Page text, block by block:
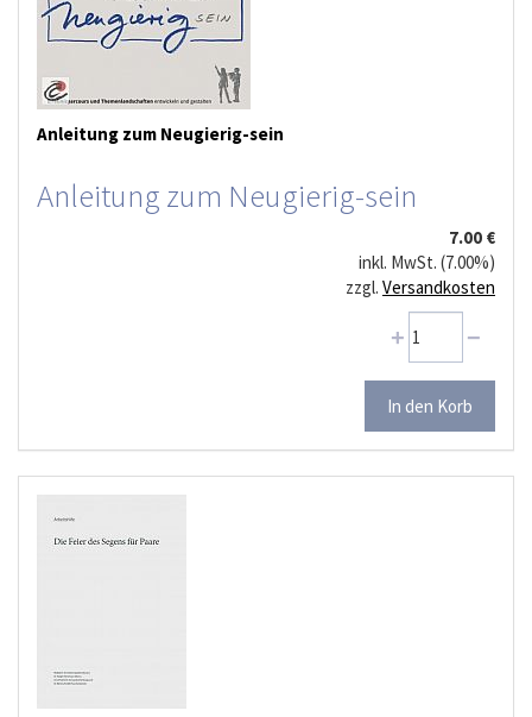
Anleitung zum Neugierig-sein
Anleitung zum Neugierig-sein
7.00 €
inkl. MwSt. (7.00%)
zzgl. Versandkosten